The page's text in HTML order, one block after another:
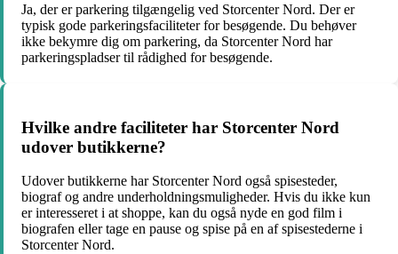
Ja, der er parkering tilgængelig ved Storcenter Nord. Der er
typisk gode parkeringsfaciliteter for besøgende. Du behøver
ikke bekymre dig om parkering, da Storcenter Nord har
parkeringspladser til rådighed for besøgende.
Hvilke andre faciliteter har Storcenter Nord
udover butikkerne?
Udover butikkerne har Storcenter Nord også spisesteder,
biograf og andre underholdningsmuligheder. Hvis du ikke kun
er interesseret i at shoppe, kan du også nyde en god film i
biografen eller tage en pause og spise på en af ​​spisestederne i
Storcenter Nord.